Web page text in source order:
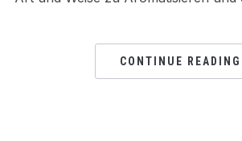
CONTINUE READING